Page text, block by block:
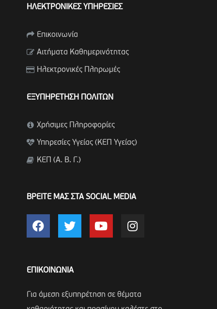
ΗΛΕΚΤΡΟΝΙΚΕΣ ΥΠΗΡΕΣΙΕΣ
Επικοινωνία
Αιτήματα Καθημερινότητας
Ηλεκτρονικές Πληρωμές
ΕΞΥΠΗΡΕΤΗΣΗ ΠΟΛΙΤΩΝ
Χρήσιμες Πληροφορίες
Υπηρεσίες Υγείας (ΚΕΠ Υγείας)
ΚΕΠ (Α. Β. Γ.)
ΒΡΕΙΤΕ ΜΑΣ ΣΤΑ SOCIAL MEDIA
ΕΠΙΚΟΙΝΩΝΙΑ
Για άμεση εξυπηρέτηση σε θέματα